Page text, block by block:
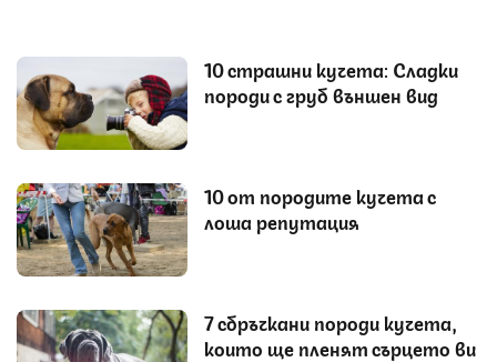
10 страшни кучета: Сладки
породи с груб външен вид
10 от породите кучета с
лоша репутация
7 сбръчкани породи кучета,
които ще пленят сърцето ви